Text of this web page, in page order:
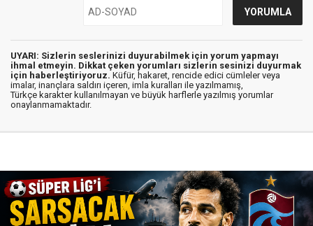
UYARI: Sizlerin seslerinizi duyurabilmek için yorum yapmayı
ihmal etmeyin. Dikkat çeken yorumları sizlerin sesinizi duyurmak
için haberleştiriyoruz. Küfür, hakaret, rencide edici cümleler veya
imalar, inançlara saldırı içeren, imla kuralları ile yazılmamış,
Türkçe karakter kullanılmayan ve büyük harflerle yazılmış yorumlar
onaylanmamaktadır.